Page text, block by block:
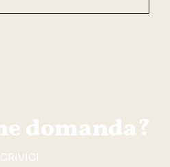
domanda?